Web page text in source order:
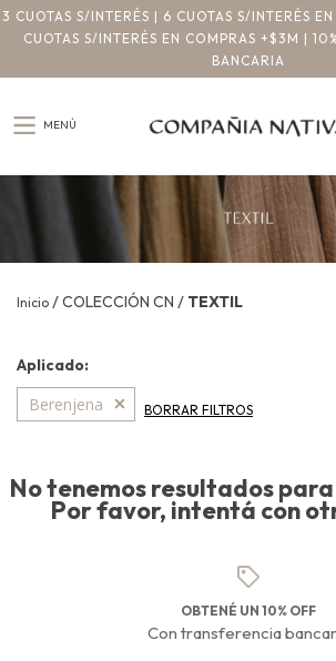
3 CUOTAS S/INTERÉS | 6 CUOTAS S/INTERÉS
CUOTAS S/INTERÉS EN COMPRAS +$3M |
BANCARIA
MENÚ
Inicio /COLECCIÓN CN / TEXTIL
Aplicado:
Berenjena BORRAR FILTROS
No tenemos resultados
Por favor, intentá con
OBTENÉ UN 10% OFF
Con transferencia